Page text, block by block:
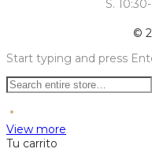
S.
©
Start typing and press
View more
Tu carrito